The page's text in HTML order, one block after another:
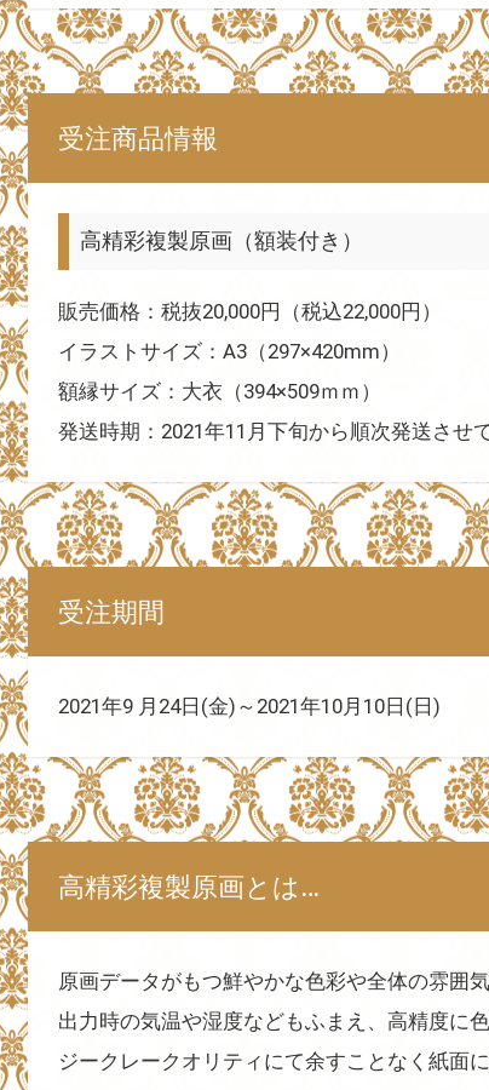
受注商品情報
高精彩複製原画（額装付き）
販売価格：税抜20,000円（税込22,000円）
イラストサイズ：A3（297×420mm）
額縁サイズ：大衣（394×509ｍｍ）
発送時期：2021年11月下旬から順次発送させ
受注期間
2021年9 月24日(金)～2021年10月10日(日)
高精彩複製原画とは…
原画データがもつ鮮やかな色彩や全体の雰囲
出力時の気温や湿度などもふまえ、高精度に
ジークレークオリティにて余すことなく紙面に